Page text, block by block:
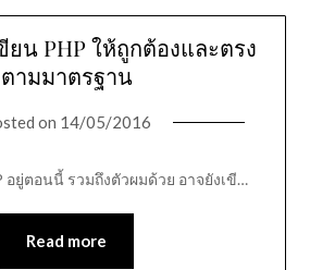
ยน PHP ให้ถูกต้องและตรง
ตามมาตรฐาน
on 14/05/2016
อยู่ตอนนี้ รวมถึงตัวผมด้วย อาจยังเขี…
Read more